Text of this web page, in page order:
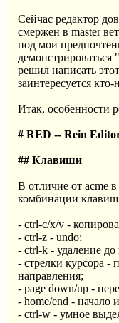
Сейчас редактор
смержен в master
под мои
решил написать
заинтересуется
Итак, особенности
# RED -- Rein
## Клавиши
В отличие от acme
комбинации
- ctrl-c/x/v -
- ctrl-z - undo;
- ctrl-k - удаление до
- стрелки курсора -
направления;
- page down/up -
- home/end - начало
- ctrl-w - умное